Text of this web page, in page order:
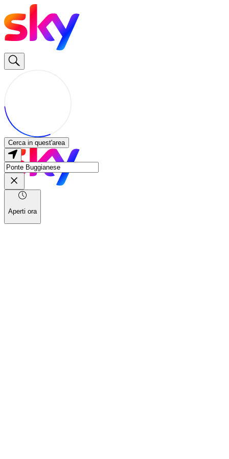
Cerca in quest'area
Aperti ora